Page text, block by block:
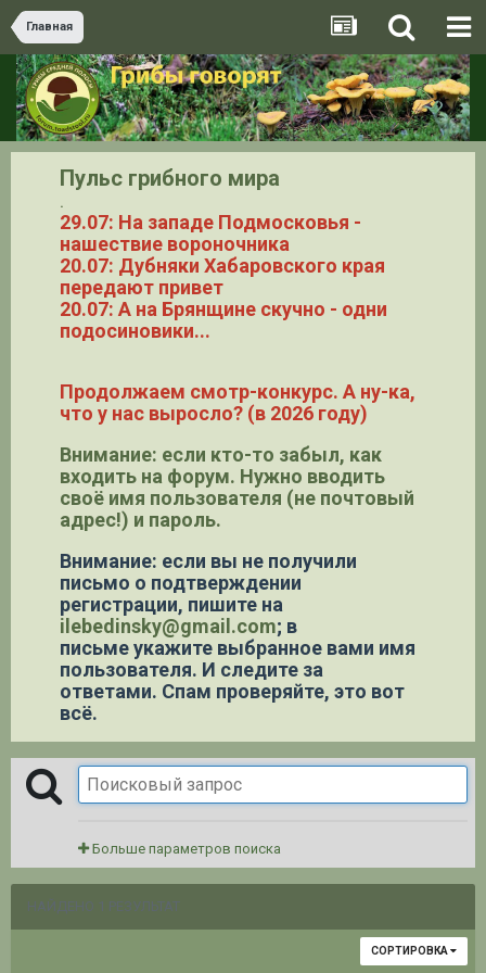
Главная
Пульс грибного мира
.
29.07: На западе Подмосковья -
нашествие вороночника
20.07: Дубняки Хабаровского края
передают привет
20.07: А на Брянщине скучно - одни
подосиновики...
Продолжаем смотр-конкурс. А ну-ка,
что у нас выросло? (в 2026 году)
Внимание: если кто-то забыл, как
входить на форум. Нужно вводить
своё имя пользователя (не почтовый
адрес!) и пароль.
Внимание: если вы не получили
письмо о подтверждении
регистрации, пишите на
ilebedinsky@gmail.com; в
письме укажите выбранное вами имя
пользователя. И следите за
ответами. Спам проверяйте, это вот
всё.
Больше параметров поиска
НАЙДЕНО 1 РЕЗУЛЬТАТ
СОРТИРОВКА